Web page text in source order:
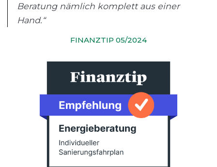
Beratung nämlich komplett aus einer
Hand.“
FINANZTIP 05/2024